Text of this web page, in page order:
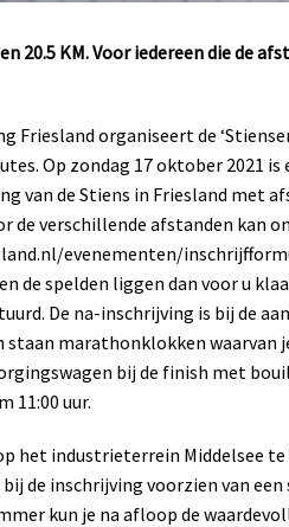
en 20.5 KM. Voor iedereen die de
Friesland organiseert de
Op zondag 17 oktober 2021
van de Stiens in Friesland met
de verschillende afstanden kan
evenementen/
de spelden liggen dan voor u
De na-inschrijving is bij de
marathonklokken waarvan
bij de finish met
11:00 uur.
het industrieterrein Middelsee
bij de inschrijving voorzien van
kun je na afloop de